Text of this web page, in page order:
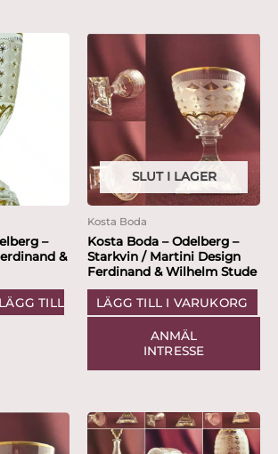
–
&
kr.
LÄGG TILL
SLUT I LAGER
Kosta Boda
Kosta Boda – Odelberg –
Starkvin / Martini Design
Ferdinand & Wilhelm Stude
LÄGG TILL I VARUKORG
ANMÄL
INTRESSE